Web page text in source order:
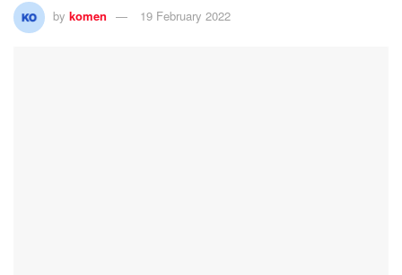
by komen 19 February 2022